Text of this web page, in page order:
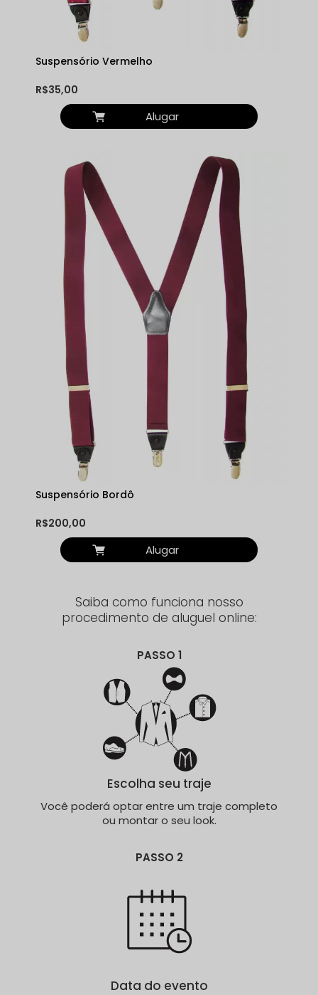
Suspensório Vermelho
R$35,00
Alugar
Suspensório Bordô
R$200,00
Alugar
Saiba como funciona nosso
procedimento de aluguel online:
PASSO 1
Escolha seu traje
Você poderá optar entre um traje completo
ou montar o seu look.
PASSO 2
Data do evento